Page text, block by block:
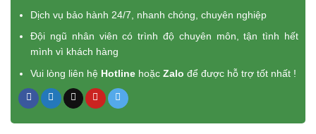
Dịch vụ bảo hành 24/7, nhanh chóng, chuyên nghiệp
Đội ngũ nhân viên có trình độ chuyên môn, tận tình hết
mình vì khách hàng
Vui lòng liên hệ Hotline hoặcZalo để được hỗ trợ tốt nhất !